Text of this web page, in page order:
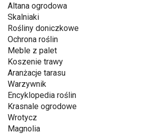
Altana ogrodowa
Skalniaki
Rośliny doniczkowe
Ochrona roślin
Meble z palet
Koszenie trawy
Aranżacje tarasu
Warzywnik
Encyklopedia roślin
Krasnale ogrodowe
Wrotycz
Magnolia